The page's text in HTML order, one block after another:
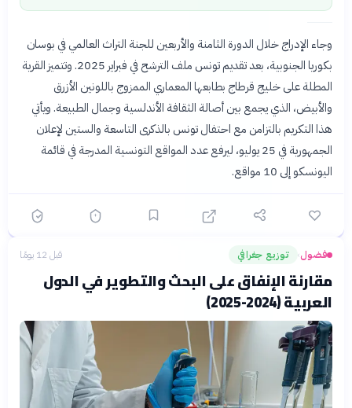
وجاء الإدراج خلال الدورة الثامنة والأربعين للجنة التراث العالمي في بوسان
بكوريا الجنوبية، بعد تقديم تونس ملف الترشح في فبراير 2025. وتتميز القرية
المطلة على خليج قرطاج بطابعها المعماري الممزوج باللونين الأزرق
والأبيض، الذي يجمع بين أصالة الثقافة الأندلسية وجمال الطبيعة. ويأتي
هذا التكريم بالتزامن مع احتفال تونس بالذكرى التاسعة والستين لإعلان
الجمهورية في 25 يوليو، ليرفع عدد المواقع التونسية المدرجة في قائمة
اليونسكو إلى 10 مواقع.
فضول› توزيع جغرافي قبل 12 يومًا
مقارنة الإنفاق على البحث والتطوير في الدول
العربية (2024-2025)